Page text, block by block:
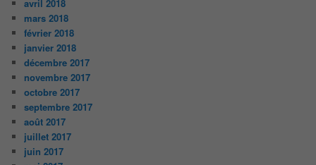
avril 2018
mars 2018
février 2018
janvier 2018
décembre 2017
novembre 2017
octobre 2017
septembre 2017
août 2017
juillet 2017
juin 2017